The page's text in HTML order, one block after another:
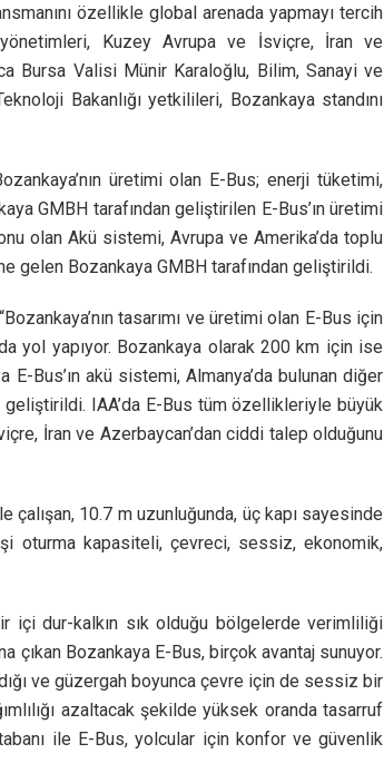
özellikle global arenada yapmayı tercih
Kuzey Avrupa ve İsviçre, İran ve
Bursa Valisi Münir Karaloğlu, Bilim, Sanayi ve
Bakanlığı yetkilileri, Bozankaya standını
üretimi olan E-Bus; enerji tüketimi,
GMBH tarafından geliştirilen E-Bus’ın üretimi
olan Akü sistemi, Avrupa ve Amerika’da toplu
gelen Bozankaya GMBH tarafından geliştirildi.
tasarımı ve üretimi olan E-Bus için
yol yapıyor. Bozankaya olarak 200 km için ise
Bus’ın akü sistemi, Almanya’da bulunan diğer
IAA’da E-Bus tüm özellikleriyle büyük
İran ve Azerbaycan’dan ciddi talep olduğunu
çalışan, 10.7 m uzunluğunda, üç kapı sayesinde
oturma kapasiteli, çevreci, sessiz, ekonomik,
içi dur-kalkın sık olduğu bölgelerde verimliliği
çıkan Bozankaya E-Bus, birçok avantaj sunuyor.
ve güzergah boyunca çevre için de sessiz bir
azaltacak şekilde yüksek oranda tasarruf
ile E-Bus, yolcular için konfor ve güvenlik